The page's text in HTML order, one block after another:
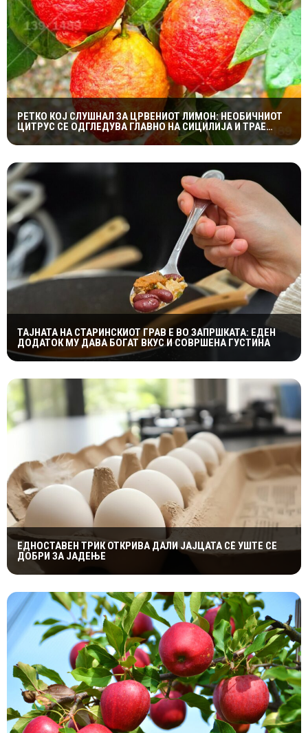
РЕТКО КОЈ СЛУШНАЛ ЗА ЦРВЕНИОТ ЛИМОН: НЕОБИЧНИОТ
ЦИТРУС СЕ ОДГЛЕДУВА ГЛАВНО НА СИЦИЛИЈА И ТРАЕ
САМО НЕКОЛКУ ДЕНА
ТАЈНАТА НА СТАРИНСКИОТ ГРАВ Е ВО ЗАПРШКАТА: ЕДЕН
ДОДАТОК МУ ДАВА БОГАТ ВКУС И СОВРШЕНА ГУСТИНА
ЕДНОСТАВЕН ТРИК ОТКРИВА ДАЛИ ЈАЈЦАТА СÈ УШТЕ СЕ
ДОБРИ ЗА ЈАДЕЊЕ